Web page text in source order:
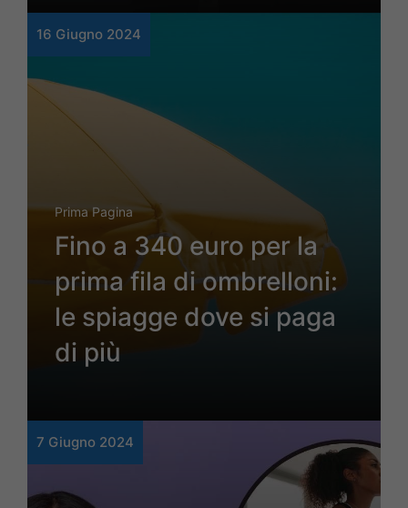
16 Giugno 2024
Prima Pagina
Fino a 340 euro per la
prima fila di ombrelloni:
le spiagge dove si paga
di più
7 Giugno 2024